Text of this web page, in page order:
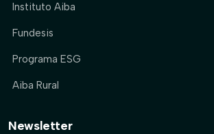
Instituto Aiba
Fundesis
Programa ESG
Aiba Rural
Newsletter